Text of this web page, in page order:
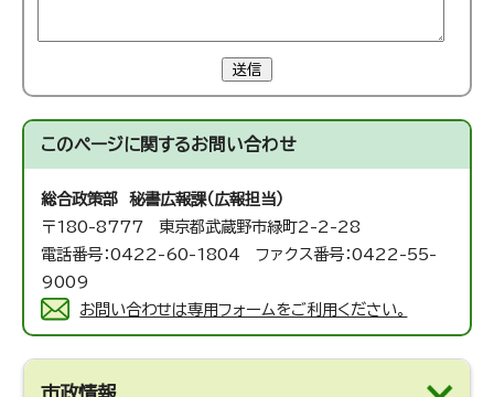
送信
このページに関するお問い合わせ
総合政策部 秘書広報課（広報担当）
〒180-8777 東京都武蔵野市緑町2-2-28
電話番号：0422-60-1804 ファクス番号：0422-55-
9009
お問い合わせは専用フォームをご利用ください。
市政情報